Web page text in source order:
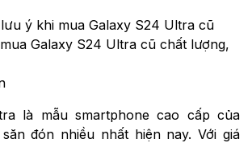
ý khi mua Galaxy S24 Ultra cũ
Galaxy S24 Ultra cũ chất lượng,
là mẫu smartphone cao cấp của
đón nhiều nhất hiện nay. Với giá